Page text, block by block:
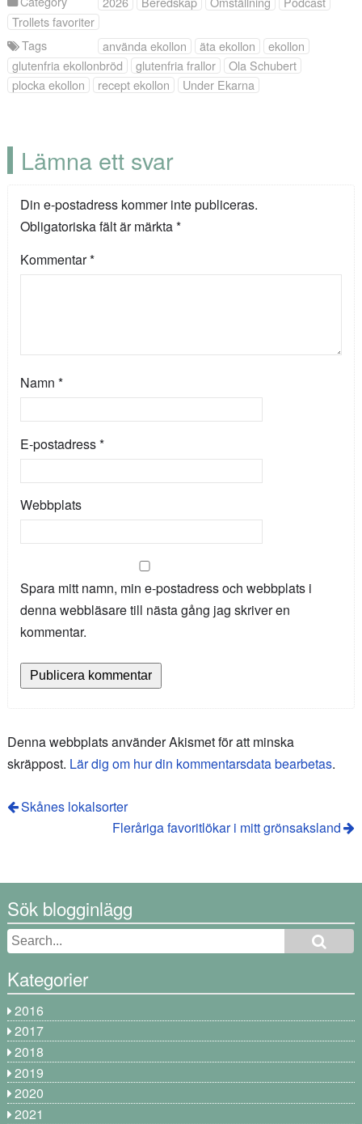
Trollets favoriter
Tags
använda ekollon äta ekollon
ekollon
glutenfria ekollonbröd
glutenfria frallor
Ola Schubert
plocka ekollon
recept ekollon Under Ekarna
Lämna ett svar
Din e-postadress kommer inte publiceras.
Obligatoriska fält är märkta*
Kommentar*
Namn *
E-postadress*
Webbplats
Spara mitt namn, min e-postadress och webbplats i
denna webbläsare till nästa gång jag skriver en
kommentar.
Denna webbplats använder Akismet för att minska
skräppost. Lär dig om hur din kommentarsdata bearbetas.
Skånes lokalsorter
Fleråriga favoritlökar i mitt grönsaksland
Sök blogginlägg
Kategorier
2016
2017
2018
2019
2020
2021